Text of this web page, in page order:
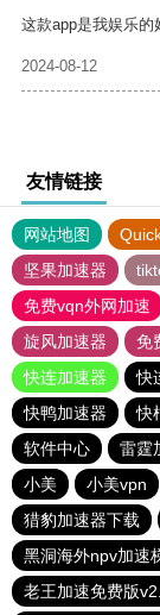
这款app是我娱乐的
2024-08-12
友情链接
网站地图
坚果加速器
免费vqn外网加速
旋风加速器
免
快连加速器
快
快鸭加速器
快
软件中心
雷霆
小美
小美vpn
猎豹加速器下载
黑洞海外npv加速
老王加速免费版